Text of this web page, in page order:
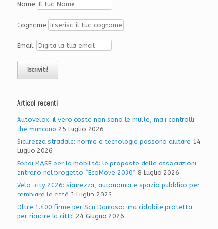
Nome
Cognome
Email:
Articoli recenti
Autovelox: il vero costo non sono le multe, ma i controlli
che mancano 25 Luglio 2026
Sicurezza stradale: norme e tecnologie possono aiutare 14
Luglio 2026
Fondi MASE per la mobilità: le proposte delle associazioni
entrano nel progetto “EcoMove 2030” 8 Luglio 2026
Velo-city 2026: sicurezza, autonomia e spazio pubblico per
cambiare le città 3 Luglio 2026
Oltre 1.400 firme per San Damaso: una ciclabile protetta
per ricucire la città 24 Giugno 2026